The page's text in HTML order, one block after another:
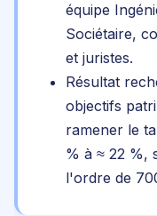
équipe
Sociétaire,
et juristes.
Résultat
objectifs
ramener le
% à ≈ 22 %,
l'ordre de